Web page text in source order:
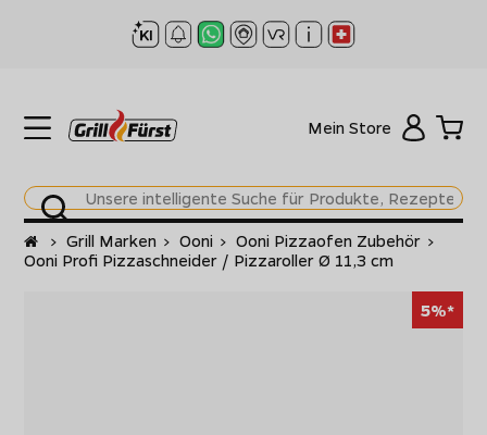
Mein Store
Startseite
> Grill Marken > Ooni > Ooni Pizzaofen Zubehör >
Ooni Profi Pizzaschneider / Pizzaroller Ø 11,3 cm
5%*